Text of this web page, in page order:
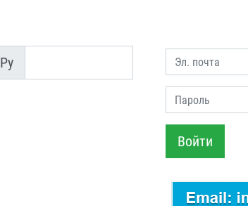
Py Эл. почта
Пароль
Войти